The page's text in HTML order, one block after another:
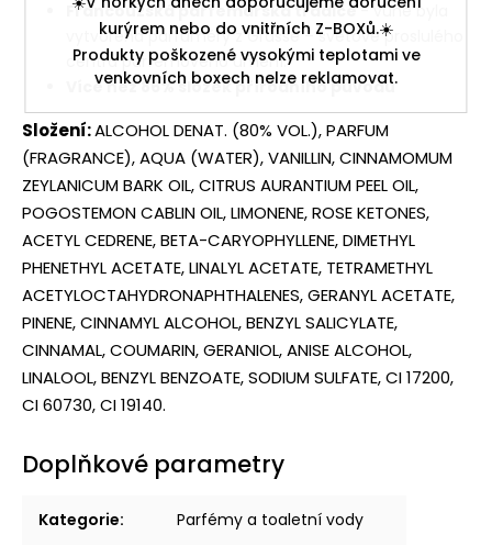
kurýrem nebo do vnitřních Z-BOXů.☀️
Produkty poškozené vysokými teplotami ve
venkovních boxech nelze reklamovat.
Francouzská parfemářská tradice- vůně byla
vytvořena parfuméry z Grasse – světově proslulého
centra parfémového umění.
Více než 86% složek přírodního původu
Složení:ALCOHOL DENAT. (80% VOL.), PARFUM
(FRAGRANCE), AQUA (WATER), VANILLIN, CINNAMOMUM
ZEYLANICUM BARK OIL, CITRUS AURANTIUM PEEL OIL,
POGOSTEMON CABLIN OIL, LIMONENE, ROSE KETONES,
ACETYL CEDRENE, BETA-CARYOPHYLLENE, DIMETHYL
PHENETHYL ACETATE, LINALYL ACETATE, TETRAMETHYL
ACETYLOCTAHYDRONAPHTHALENES, GERANYL ACETATE,
PINENE, CINNAMYL ALCOHOL, BENZYL SALICYLATE,
CINNAMAL, COUMARIN, GERANIOL, ANISE ALCOHOL,
LINALOOL, BENZYL BENZOATE, SODIUM SULFATE, CI 17200,
CI 60730, CI 19140.
Doplňkové parametry
Kategorie: Parfémy a toaletní vody